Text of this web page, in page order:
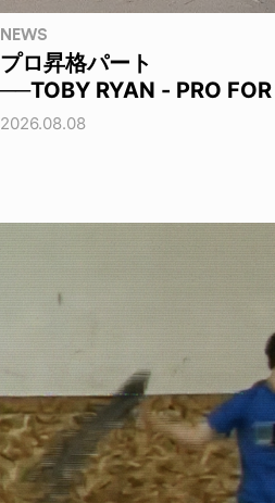
NEWS
プロ昇格パート
──TOBY RYAN - PRO
2026.08.08